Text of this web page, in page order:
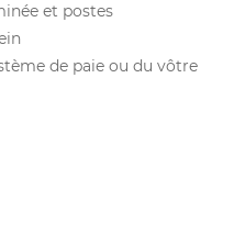
et postes
de paie ou du vôtre